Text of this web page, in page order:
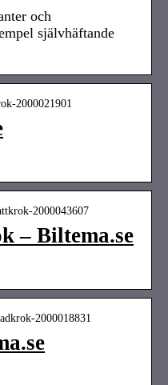
och
självhäftande
2000021901
2000043607
– Biltema.se
2000018831